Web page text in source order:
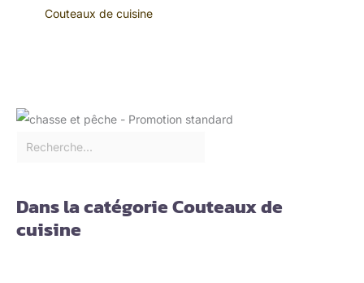
Couteaux de cuisine
Dans la catégorie Couteaux de
cuisine